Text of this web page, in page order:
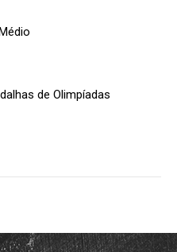
de Olimpíadas